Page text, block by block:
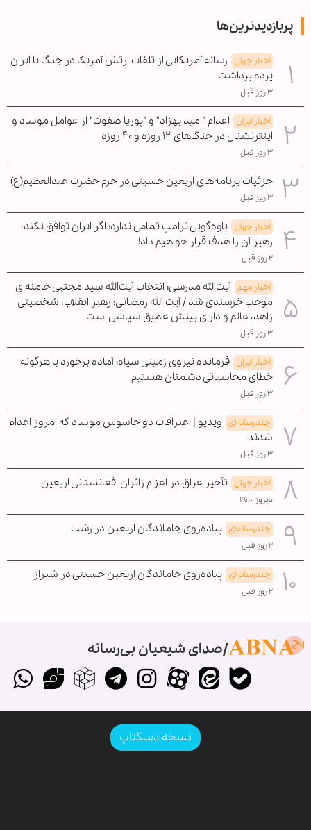
پربازدیدترین‌ها
اخبار جهان رسانه آمریکایی از تلفات ارتش آمریکا در جنگ با ایران
پرده برداشت
۳ روز قبل
اخبار ایران اعدام "امید بهزاد" و "پوریا صفوت" از عوامل موساد و
اینترنشنال در جنگ‌های ۱۲ روزه و ۴۰ روزه
۳ روز قبل
جزئیات برنامه‌های اربعین حسینی در حرم حضرت عبدالعظیم(ع)
۳ روز قبل
اخبار جهان یاوه‌گویی ترامپ تمامی ندارد؛ اگر ایران توافق نکند،
رهبر آن را هدف قرار خواهیم داد!
۲ روز قبل
اخبار مهم آیت‌الله مدرسی: انتخاب آیت‌الله سید مجتبی خامنه‌ای
موجب خرسندی شد / آیت الله رمضانی: رهبر انقلاب، شخصیتی
زاهد، عالم و دارای بینش عمیق سیاسی است
۳ روز قبل
اخبار ایران فرمانده نیروی زمینی سپاه: آماده برخورد با هرگونه
خطای محاسباتی دشمنان هستیم
۳ روز قبل
چندرسانه‌ای ویدیو | اعترافات دو جاسوس موساد که امروز اعدام
شدند
۳ روز قبل
اخبار جهان تأخیر عراق در اعزام زائران افغانستانی اربعین
دیروز ۱۹:۱۰
چندرسانه‌ای پیاده‌روی جاماندگان اربعین در رشت
۲ روز قبل
چندرسانه‌ای پیاده‌روی جاماندگان اربعین حسینی در شیراز
۲ روز قبل
صدای شیعیان بی‌رسانه
نسخه دسکتاپ